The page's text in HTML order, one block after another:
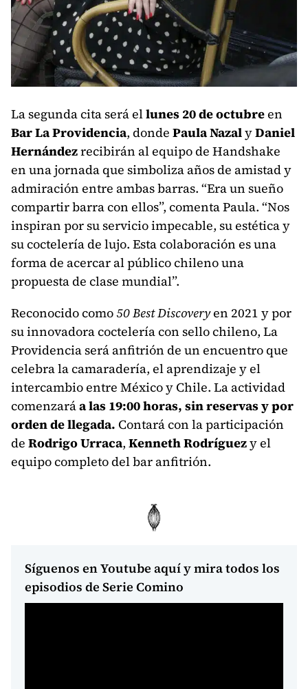
La segunda cita será ellunes 20 de octubreen
Bar La Providencia, donde Paula NazalyDaniel
Hernándezrecibirán al equipo de Handshake
en una jornada que simboliza años de amistad y
admiración entre ambas barras. “Era un sueño
compartir barra con ellos”, comenta Paula. “Nos
inspiran por su servicio impecable, su estética y
su coctelería de lujo. Esta colaboración es una
forma de acercar al público chileno una
propuesta de clase mundial”.
Reconocido como50 Best Discoveryen 2021 y por
su innovadora coctelería con sello chileno, La
Providencia será anfitrión de un encuentro que
celebra la camaradería, el aprendizaje y el
intercambio entre México y Chile. La actividad
comenzaráa las 19:00 horas, sin reservas y por
orden de llegada. Contará con la participación
de Rodrigo Urraca, Kenneth Rodríguezy el
equipo completo del bar anfitrión.
Síguenos en Youtube aquí y mira todos los
episodios de Serie Comino